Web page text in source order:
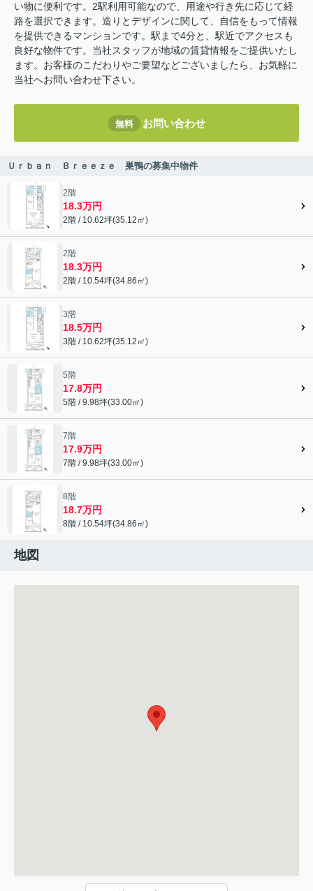
い物に便利です。2駅利用可能なので、用途や行き先に応じて経
路を選択できます。造りとデザインに関して、自信をもって情報
を提供できるマンションです。駅まで4分と、駅近でアクセスも
良好な物件です。当社スタッフが地域の賃貸情報をご提供いたし
ます。お客様のこだわりやご要望などございましたら、お気軽に
当社へお問い合わせ下さい。
無料 お問い合わせ
Ｕｒｂａｎ Ｂｒｅｅｚｅ 巣鴨の募集中物件
2階
18.3万円
2階 / 10.62坪(35.12㎡)
2階
18.3万円
2階 / 10.54坪(34.86㎡)
3階
18.5万円
3階 / 10.62坪(35.12㎡)
5階
17.8万円
5階 / 9.98坪(33.00㎡)
7階
17.9万円
7階 / 9.98坪(33.00㎡)
8階
18.7万円
8階 / 10.54坪(34.86㎡)
地図